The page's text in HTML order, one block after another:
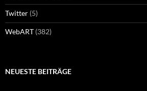
Twitter (5)
WebART (382)
NEUESTE BEITRÄGE